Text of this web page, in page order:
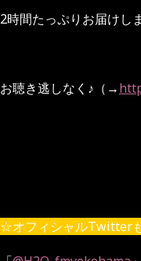
2時間たっぷりお届けし
お聴き逃しなく♪（→
☆オフィシャルTwitter